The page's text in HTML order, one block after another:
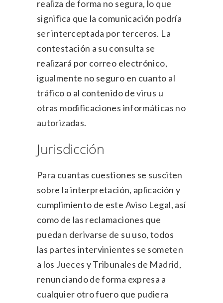
realiza de forma no segura, lo que
significa que la comunicación podría
ser interceptada por terceros. La
contestación a su consulta se
realizará por correo electrónico,
igualmente no seguro en cuanto al
tráfico o al contenido de virus u
otras modificaciones informáticas no
autorizadas.
Jurisdicción
Para cuantas cuestiones se susciten
sobre la interpretación, aplicación y
cumplimiento de este Aviso Legal, así
como de las reclamaciones que
puedan derivarse de su uso, todos
las partes intervinientes se someten
a los Jueces y Tribunales de Madrid,
renunciando de forma expresa a
cualquier otro fuero que pudiera